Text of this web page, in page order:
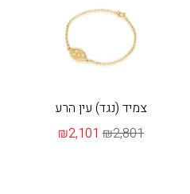
צמיד (נגד) עין הרע
₪2,101 ₪2,801